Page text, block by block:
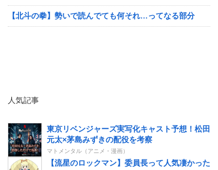
いい」
【北斗の拳】勢いで読んでても何それ…ってなる部分
人気記事
東京リベンジャーズ実写化キャスト予想！松田
元太×茅島みずきの配役を考察
マトメンタル（アニメ・漫画）
【流星のロックマン】委員長って人気凄かった